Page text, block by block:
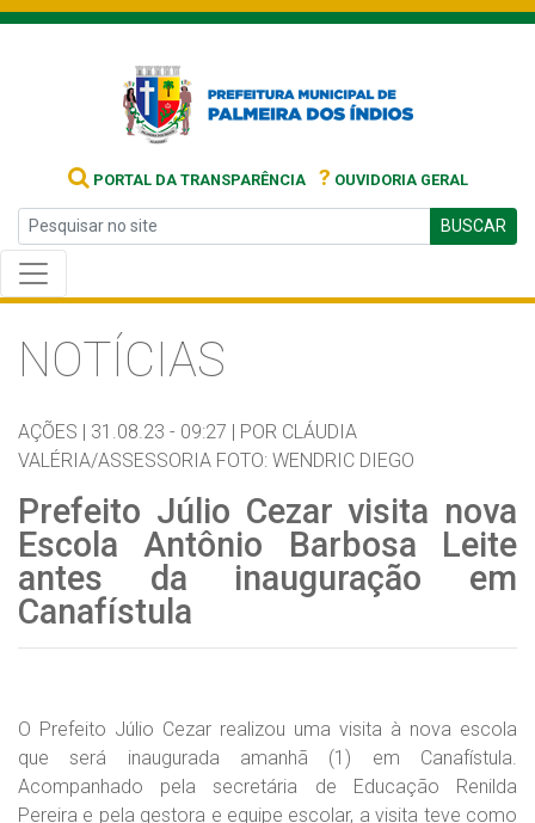
PORTAL DA TRANSPARÊNCIA ? OUVIDORIA GERAL
BUSCAR
NOTÍCIAS
AÇÕES | 31.08.23 - 09:27 | POR CLÁUDIA
VALÉRIA/ASSESSORIA FOTO: WENDRIC DIEGO
Prefeito Júlio Cezar visita nova
Escola Antônio Barbosa Leite
antes da inauguração em
Canafístula
O Prefeito Júlio Cezar realizou uma visita à nova escola
que será inaugurada amanhã (1) em Canafístula.
Acompanhado pela secretária de Educação Renilda
Pereira e pela gestora e equipe escolar, a visita teve como